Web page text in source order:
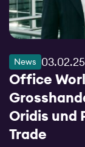
News 03.02.25
Office
Oridis und
Trade